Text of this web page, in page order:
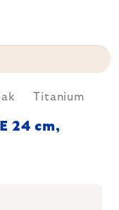
Titanium
24 cm,